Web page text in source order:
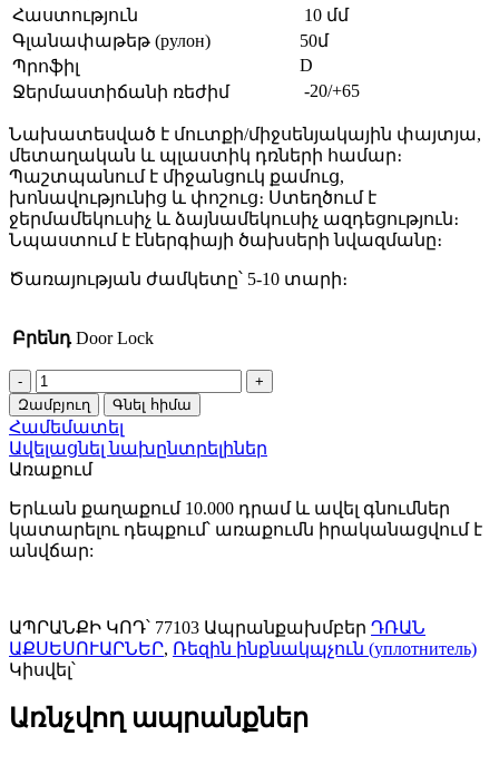
Հաստություն
10 մմ
Գլանափաթեթ (рулон)
50մ
Պրոֆիլ
D
Ջերմաստիճանի ռեժիմ
-20/+65
Նախատեսված է մուտքի/միջսենյակային փայտյա,
մետաղական և պլաստիկ դռների համար։
Պաշտպանում է միջանցուկ քամուց,
խոնավությունից և փոշուց։ Ստեղծում է
ջերմամեկուսիչ և ձայնամեկուսիչ ազդեցություն։
Նպաստում է էներգիայի ծախսերի նվազմանը։
Ծառայության ժամկետը՝ 5-10 տարի։
Բրենդ Door Lock
Ռետին
ինքնակպչուն/
Ուպլատնիծել
DoorLock
EPDM
D
(10*12մմ,
50մ)
Սև
77103
Զամբյուղ Գնել հիմա
Համեմատել
Ավելացնել նախընտրելիներ
Առաքում
Երևան քաղաքում 10.000 դրամ և ավել գնումներ
կատարելու դեպքում՝ առաքումն իրականացվում է
անվճար:
ԱՊՐԱՆՔԻ ԿՈԴ՝ 77103 Ապրանքախմբեր ԴՌԱՆ
ԱՔՍԵՍՈՒԱՐՆԵՐ, Ռեզին ինքնակպչուն (уплотнитель)
Կիսվել՝
Առնչվող ապրանքներ